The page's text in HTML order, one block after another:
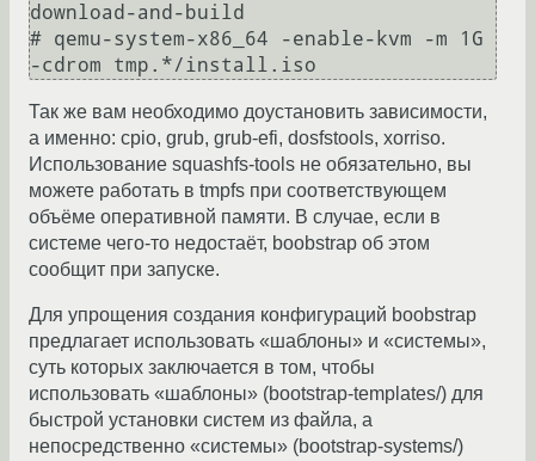
download-and-build
# qemu-system-x86_64 -enable-kvm -m 1G
-cdrom tmp.*/install.iso
Так же вам необходимо доустановить зависимости,
а именно: cpio, grub, grub-efi, dosfstools, xorriso.
Использование squashfs-tools не обязательно, вы
можете работать в tmpfs при соответствующем
объёме оперативной памяти. В случае, если в
системе чего-то недостаёт, boobstrap об этом
сообщит при запуске.
Для упрощения создания конфигураций boobstrap
предлагает использовать «шаблоны» и «системы»,
суть которых заключается в том, чтобы
использовать «шаблоны» (bootstrap-templates/) для
быстрой установки систем из файла, а
непосредственно «системы» (bootstrap-systems/)